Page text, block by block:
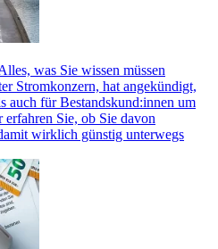
was Sie wissen müssen
Stromkonzern, hat angekündigt,
auch für Bestandskund:innen um
Sie, ob Sie davon
wirklich günstig unterwegs